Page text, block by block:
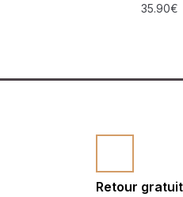
35.90€
Retour gratuit